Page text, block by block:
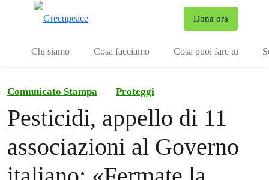
Dona ora
Chi siamo Cosa facciamo Cosa puoi fare tu
Comunicato Stampa Proteggi
Pesticidi, appello di 11
associazioni al Governo